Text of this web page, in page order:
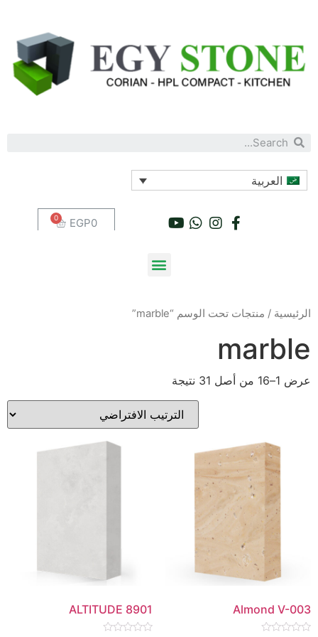
العربية
EGP0
الرئيسية / منتجات تحت الوسم “marble”
marble
عرض 1–16 من أصل 31 نتيجة
Almond V-003
ALTITUDE 8901